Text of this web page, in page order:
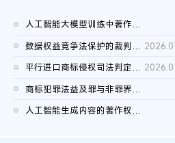
人工智能大模型训练中著作权的合理使用
数据权益竞争法保护的裁判路径构建
平行进口商标侵权司法判定规则的困境与纾解
商标犯罪法益及罪与非罪界限研究
人工智能生成内容的著作权司法认定：演进逻辑、现实困境与规则建...